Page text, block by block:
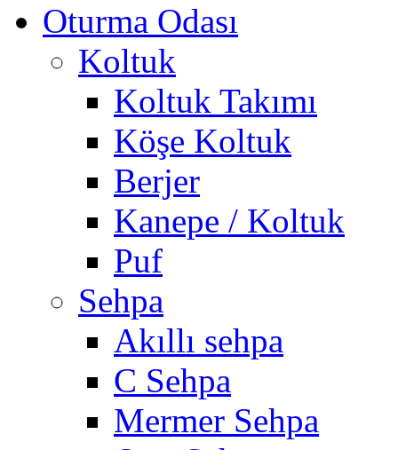
Oturma Odası
Koltuk
Koltuk Takımı
Köşe Koltuk
Berjer
Kanepe / Koltuk
Puf
Sehpa
Akıllı sehpa
C Sehpa
Mermer Sehpa